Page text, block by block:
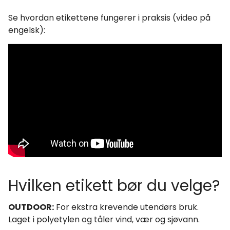
Se hvordan etikettene fungerer i praksis (video på
engelsk):
Hvilken etikett bør du velge?
OUTDOOR: For ekstra krevende utendørs bruk.
Laget i polyetylen og tåler vind, vær og sjøvann.